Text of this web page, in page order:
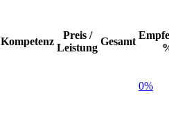
Kompetenz
Preis /
Leistung
Gesamt
0%